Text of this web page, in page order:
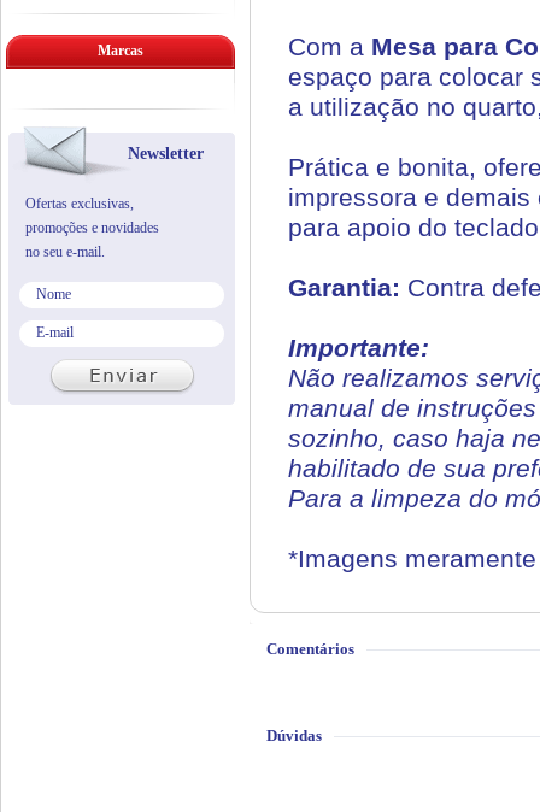
Com a Mesa para
espaço para colocar
a utilização no
Prática e bonita,
impressora e
para apoio do
Garantia: Contra
Importante:
Não realizamos
manual de
sozinho, caso haja
habilitado de sua
Para a limpeza do
*Imagens
Comentários
Dúvidas
Marcas
Newsletter
Ofertas exclusivas,
promoções e novidades
no seu e-mail.